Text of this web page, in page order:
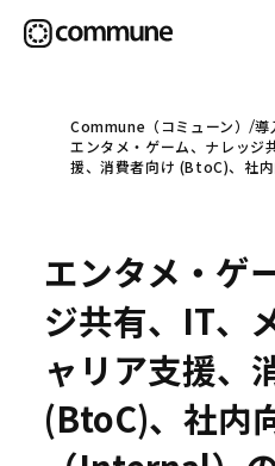
Communeについて
事例
セミナー
Commune（コミューン）
導
エンタメ・ゲーム、ナレッジ
援、消費者向け (BtoC)、社
エンタメ・ゲ
ジ共有、IT、
ャリア支援、
(BtoC)、社内